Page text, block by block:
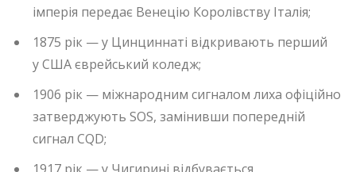
імперія передає Венецію Королівству Італія;
1875 рік — у Цинциннаті відкривають перший
у США єврейський коледж;
1906 рік — міжнародним сигналом лиха офіційно
затверджують SOS, замінивши попередній
сигнал CQD;